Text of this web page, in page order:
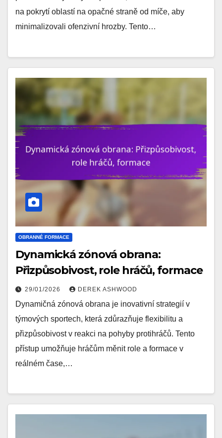
na pokrytí oblastí na opačné straně od míče, aby
minimalizovali ofenzivní hrozby. Tento…
OBRANNÉ FORMACE
Dynamická zónová obrana:
Přizpůsobivost, role hráčů, formace
29/01/2026 DEREK ASHWOOD
Dynamičná zónová obrana je inovativní strategií v
týmových sportech, která zdůrazňuje flexibilitu a
přizpůsobivost v reakci na pohyby protihráčů. Tento
přístup umožňuje hráčům měnit role a formace v
reálném čase,…